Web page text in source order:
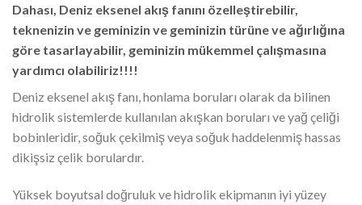
Dahası, Deniz eksenel akış fanını özelleştirebilir,
teknenizin ve geminizin ve geminizin türüne ve ağırlığına
göre tasarlayabilir, geminizin mükemmel çalışmasına
yardımcı olabiliriz!!!!
Deniz eksenel akış fanı, honlama boruları olarak da bilinen
hidrolik sistemlerde kullanılan akışkan boruları ve yağ çeliği
bobinleridir, soğuk çekilmiş veya soğuk haddelenmiş hassas
dikişsiz çelik borulardır.
Yüksek boyutsal doğruluk ve hidrolik ekipmanın iyi yüzey